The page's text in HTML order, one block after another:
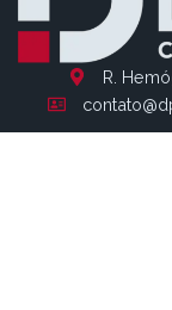
R.